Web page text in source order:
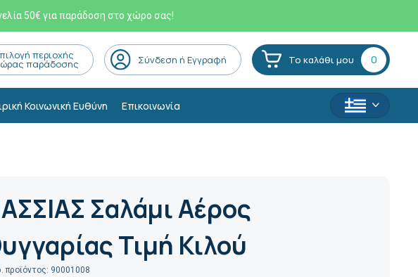
50€ για παράδοση στο χώρο σας!
περιοχής
παράδοσης Σύνδεση ή Εγγραφή Το καλάθι μου 0
Κοινωνική Ευθύνη Επικοινωνία
Σαλάμι Αέρος
Τιμή Κιλού
προϊόντος: 90001008